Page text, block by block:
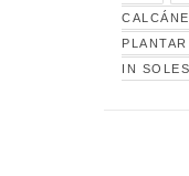
PLANTAR
IN SOLES